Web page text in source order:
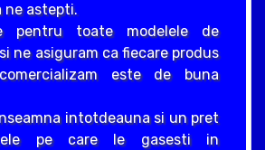
ne astepti.
pentru toate modelele de
ne asiguram ca fiecare produs
este de buna
intotdeauna si un pret
pe care le gasesti in